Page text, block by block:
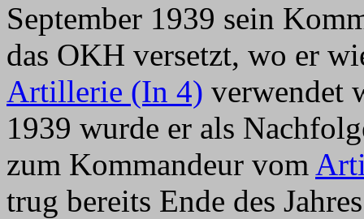
September 1939 sein
das OKH versetzt, wo er
Artillerie (In 4) verwendet
1939 wurde er als
zum Kommandeur vom
trug bereits Ende des